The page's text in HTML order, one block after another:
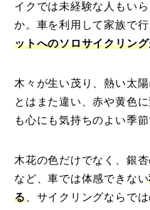
イクでは未経験な人もい
か。車を利用して家族で
ットへのソロサイクリング
木々が生い茂り、熱い太
とはまた違い、赤や黄色
も心にも気持ちのよい季節
木花の色だけでなく、銀
など、車では体感できない
る、サイクリングならで